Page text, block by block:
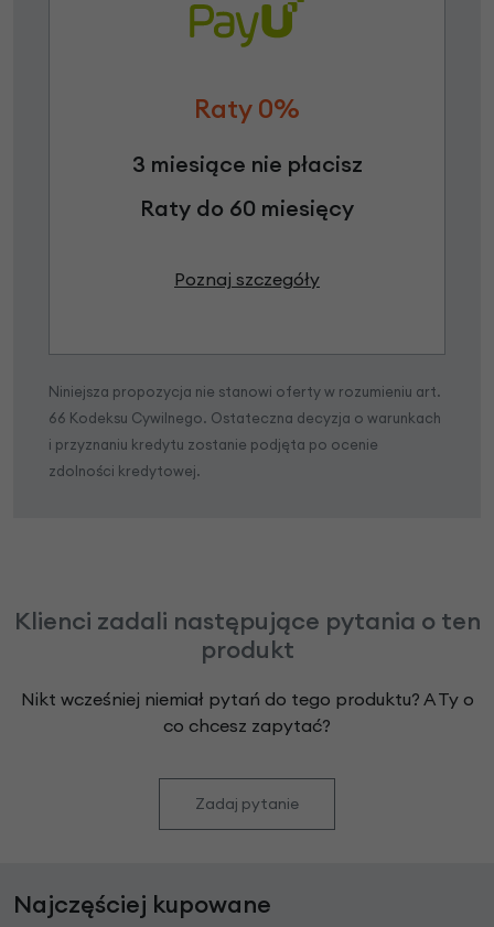
Raty 0%
3 miesiące nie płacisz
Raty do 60 miesięcy
Poznaj szczegóły
Niniejsza propozycja nie stanowi oferty w rozumieniu art.
66 Kodeksu Cywilnego. Ostateczna decyzja o warunkach
i przyznaniu kredytu zostanie podjęta po ocenie
zdolności kredytowej.
Klienci zadali następujące pytania o ten
produkt
Nikt wcześniej niemiał pytań do tego produktu? A Ty o
co chcesz zapytać?
Zadaj pytanie
Najczęściej kupowane